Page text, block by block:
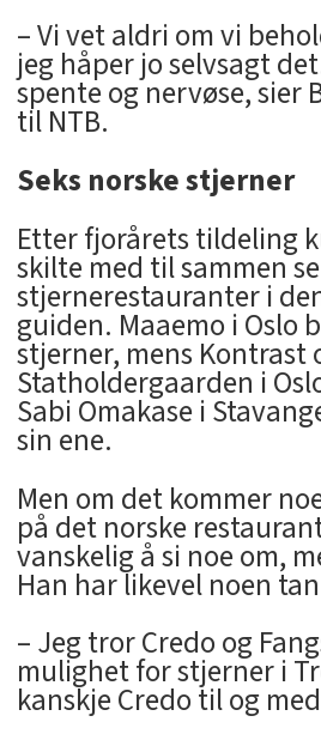
– Vi vet aldri om vi
jeg håper jo selvsagt
spente og nervøse, sier
til NTB.
Seks norske stjerner
Etter fjorårets tildeling
skilte med til sammen
stjernerestauranter i
guiden. Maaemo i Oslo
stjerner, mens Kontrast
Statholdergaarden i
Sabi Omakase i
sin ene.
Men om det kommer
på det norske
vanskelig å si noe om,
Han har likevel noen
– Jeg tror Credo og
mulighet for stjerner i
kanskje Credo til og